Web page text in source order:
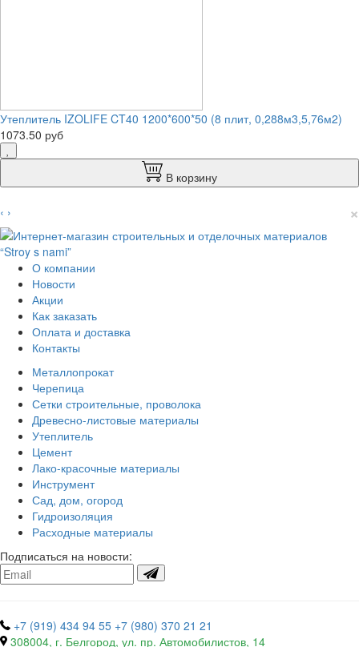
Утеплитель IZOLIFE CT40 1200*600*50 (8 плит, 0,288м3,5,76м2)
1073.50 руб
В корзину
‹ › ×
О компании
Новости
Акции
Как заказать
Оплата и доставка
Контакты
Металлопрокат
Черепица
Сетки строительные, проволока
Древесно-листовые материалы
Утеплитель
Цемент
Лако-красочные материалы
Инструмент
Сад, дом, огород
Гидроизоляция
Расходные материалы
Подписаться на новости:
+7 (919) 434 94 55 +7 (980) 370 21 21
308004, г. Белгород, ул. пр. Автомобилистов, 14